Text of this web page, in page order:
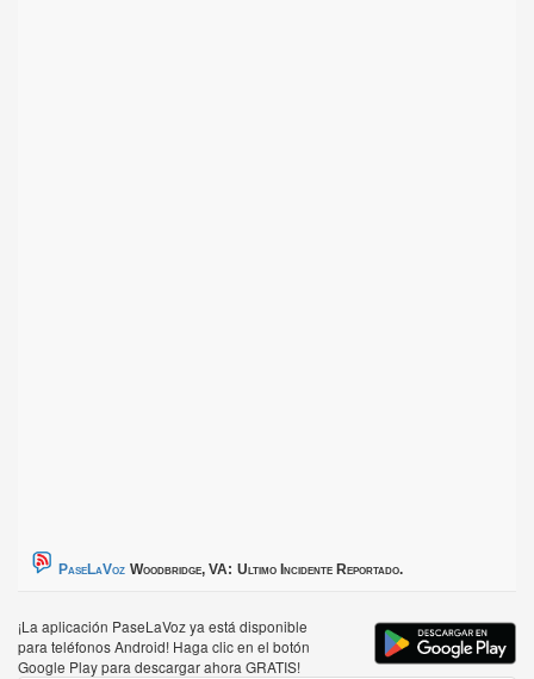
PaseLaVoz Woodbridge, VA: Ultimo Incidente Reportado.
¡La aplicación PaseLaVoz ya está disponible
para teléfonos Android! Haga clic en el botón
Google Play para descargar ahora GRATIS!